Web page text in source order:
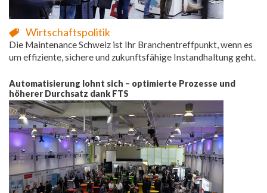
Wirtschaftspolitik
Die Maintenance Schweiz ist Ihr Branchentreffpunkt, wenn es
um effiziente, sichere und zukunftsfähige Instandhaltung geht.
Automatisierung lohnt sich – optimierte Prozesse und
höherer Durchsatz dank FTS